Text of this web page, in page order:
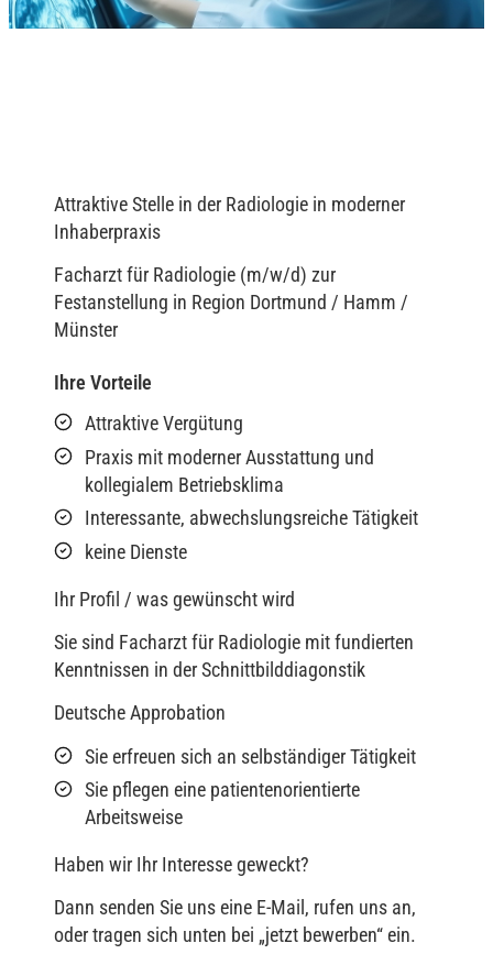
Attraktive Stelle in der Radiologie in moderner
Inhaberpraxis
Facharzt für Radiologie (m/w/d) zur
Festanstellung in Region Dortmund / Hamm /
Münster
Ihre Vorteile
Attraktive Vergütung
Praxis mit moderner Ausstattung und
kollegialem Betriebsklima
Interessante, abwechslungsreiche Tätigkeit
keine Dienste
Ihr Profil / was gewünscht wird
Sie sind Facharzt für Radiologie mit fundierten
Kenntnissen in der Schnittbilddiagonstik
Deutsche Approbation
Sie erfreuen sich an selbständiger Tätigkeit
Sie pflegen eine patientenorientierte
Arbeitsweise
Haben wir Ihr Interesse geweckt?
Dann senden Sie uns eine E-Mail, rufen uns an,
oder tragen sich unten bei „jetzt bewerben“ ein.